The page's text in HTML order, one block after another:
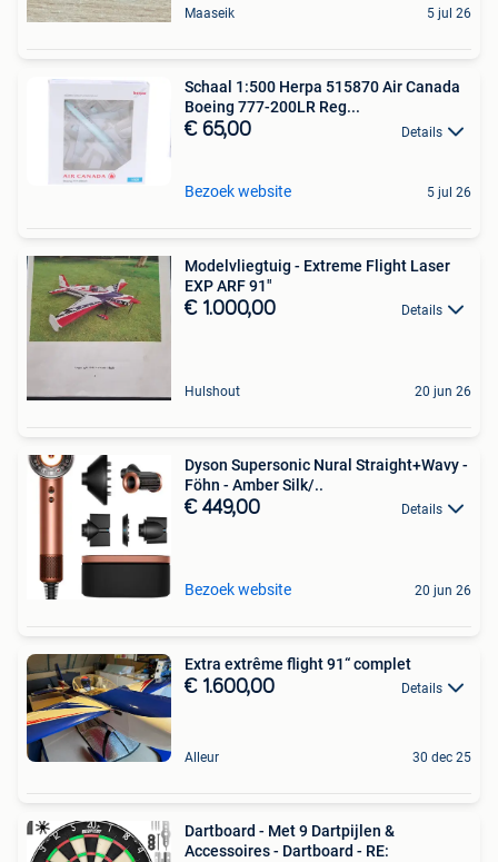
Maaseik 5 jul 26
Schaal 1:500 Herpa 515870 Air Canada
Boeing 777-200LR Reg...
€ 65,00 Details
Bezoek website 5 jul 26
Modelvliegtuig - Extreme Flight Laser
EXP ARF 91"
€ 1.000,00 Details
Hulshout 20 jun 26
Dyson Supersonic Nural Straight+Wavy -
Föhn - Amber Silk/..
€ 449,00 Details
Bezoek website 20 jun 26
Extra extrême flight 91“ complet
€ 1.600,00 Details
Alleur 30 dec 25
Dartboard - Met 9 Dartpijlen &
Accessoires - Dartboard - RE: